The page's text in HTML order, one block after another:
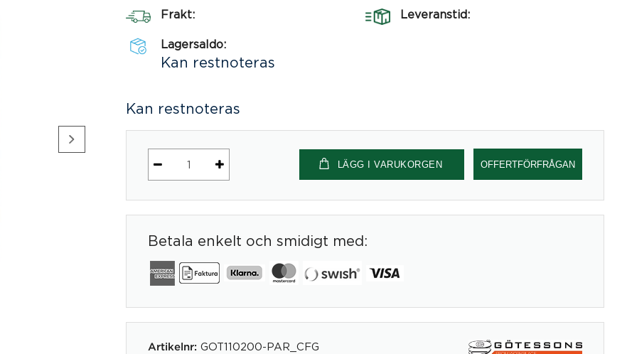
Frakt: Leveranstid:
Lagersaldo:
Kan restnoteras
Kan restnoteras
LÄGG I VARUKORGEN OFFERTFÖRFRÅGAN
Betala enkelt och smidigt med:
Artikelnr: GOT110200-PAR_CFG